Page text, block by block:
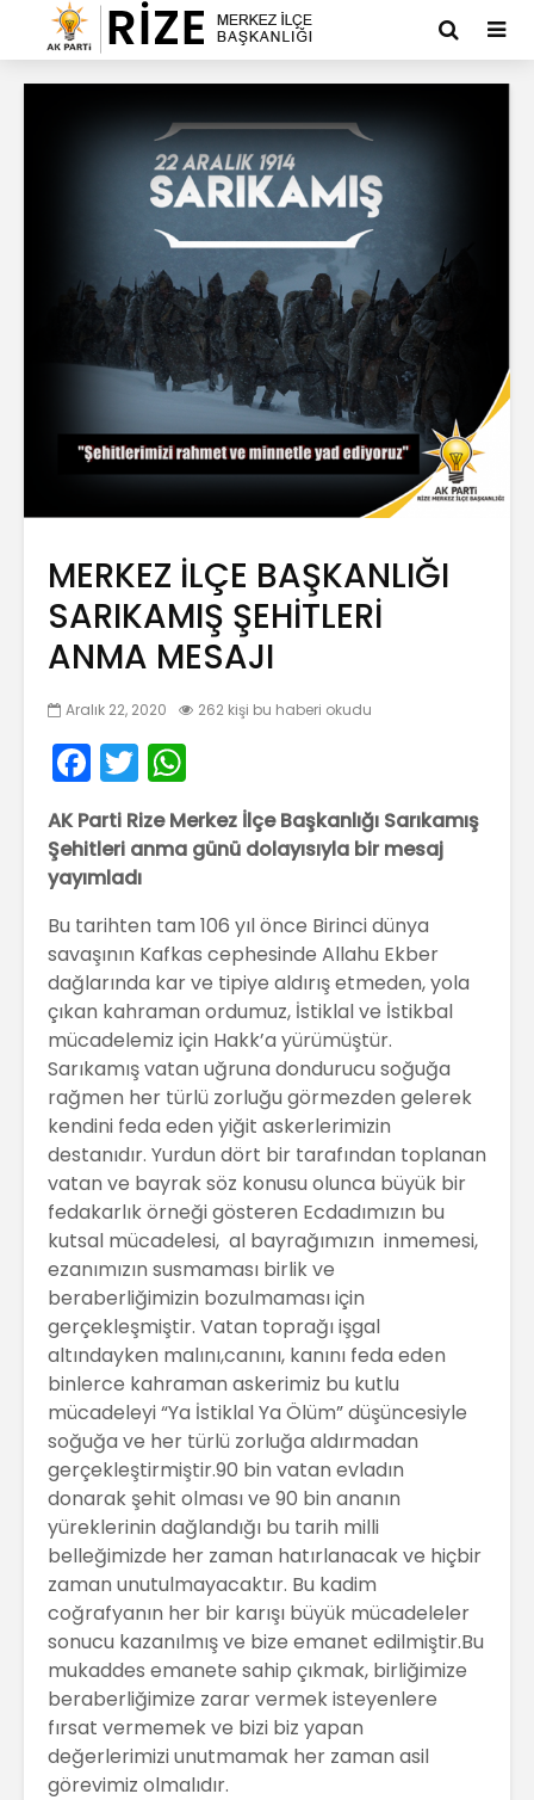
MERKEZ İLÇE BAŞKANLIĞI
SARIKAMIŞ ŞEHİTLERİ
ANMA MESAJI
Aralık 22, 2020 262 kişi bu haberi okudu
F
a
c
e
b
o
o
k
T
w
itt
er
h
a
ts
A
p
p
AK Parti Rize Merkez İlçe Başkanlığı Sarıkamış
Şehitleri anma günü dolayısıyla bir mesaj
yayımladı
Bu tarihten tam 106 yıl önce Birinci dünya
savaşının Kafkas cephesinde Allahu Ekber
dağlarında kar ve tipiye aldırış etmeden, yola
çıkan kahraman ordumuz, İstiklal ve İstikbal
mücadelemiz için Hakk’a yürümüştür.
Sarıkamış vatan uğruna dondurucu soğuğa
rağmen her türlü zorluğu görmezden gelerek
kendini feda eden yiğit askerlerimizin
destanıdır. Yurdun dört bir tarafından toplanan
vatan ve bayrak söz konusu olunca büyük bir
fedakarlık örneği gösteren Ecdadımızın bu
kutsal mücadelesi, al bayrağımızın inmemesi,
ezanımızın susmaması birlik ve
beraberliğimizin bozulmaması için
gerçekleşmiştir. Vatan toprağı işgal
altındayken malını,canını, kanını feda eden
binlerce kahraman askerimiz bu kutlu
mücadeleyi “Ya İstiklal Ya Ölüm” düşüncesiyle
soğuğa ve her türlü zorluğa aldırmadan
gerçekleştirmiştir.90 bin vatan evladın
donarak şehit olması ve 90 bin ananın
yüreklerinin dağlandığı bu tarih milli
belleğimizde her zaman hatırlanacak ve hiçbir
zaman unutulmayacaktır. Bu kadim
coğrafyanın her bir karışı büyük mücadeleler
sonucu kazanılmış ve bize emanet edilmiştir.Bu
mukaddes emanete sahip çıkmak, birliğimize
beraberliğimize zarar vermek isteyenlere
fırsat vermemek ve bizi biz yapan
değerlerimizi unutmamak her zaman asil
görevimiz olmalıdır.